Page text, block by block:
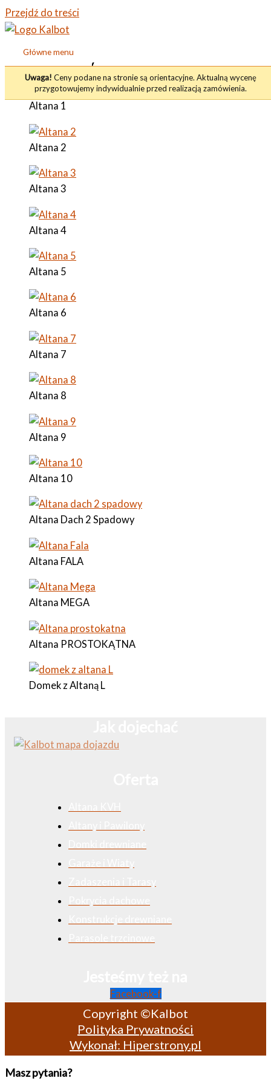
Przejdź do treści
Główne menu
Uwaga! Ceny podane na stronie są orientacyjne. Aktualną wycenę
przygotowujemy indywidualnie przed realizacją zamówienia.
Altany i Pawilony
Altana 1
Altana 2
Altana 3
Altana 4
Altana 5
Altana 6
Altana 7
Altana 8
Altana 9
Altana 10
Altana Dach 2 Spadowy
Altana FALA
Altana MEGA
Altana PROSTOKĄTNA
Domek z Altaną L
Facebook-f
Copyright ©Kalbot
Polityka Prywatności
Wykonał: Hiperstrony.pl
Masz pytania?